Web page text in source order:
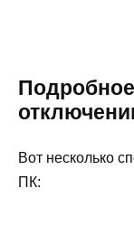
Вот несколько
ПК: